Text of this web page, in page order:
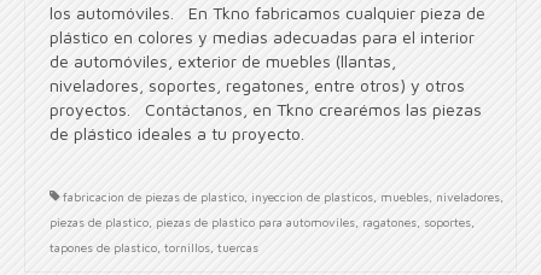
los automóviles. En Tkno fabricamos cualquier pieza de
plástico en colores y medias adecuadas para el interior
de automóviles, exterior de muebles (llantas,
niveladores, soportes, regatones, entre otros) y otros
proyectos. Contáctanos, en Tkno crearémos las piezas
de plástico ideales a tu proyecto.
fabricacion de piezas de plastico inyeccion de plasticos muebles niveladores
piezas de plastico piezas de plastico para automoviles ragatones soportes
tapones de plastico tornillos tuercas